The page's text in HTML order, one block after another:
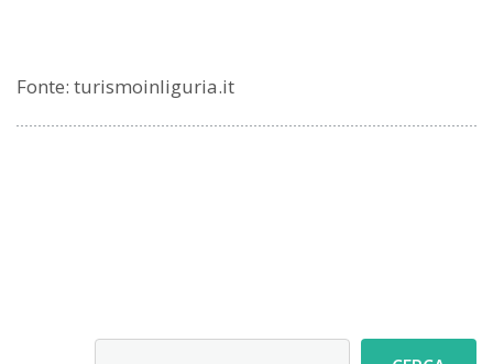
Fonte: turismoinliguria.it